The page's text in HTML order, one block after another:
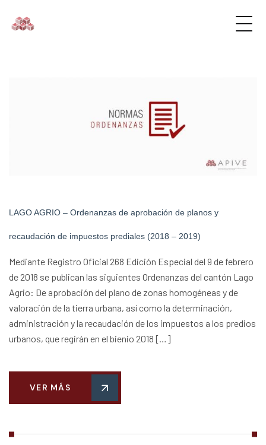
LAGO AGRIO – Ordenanzas de aprobación de planos y
recaudación de impuestos prediales (2018 – 2019)
Mediante Registro Oficial 268 Edición Especial del 9 de febrero
de 2018 se publican las siguientes Ordenanzas del cantón Lago
Agrio: De aprobación del plano de zonas homogéneas y de
valoración de la tierra urbana, así como la determinación,
administración y la recaudación de los impuestos a los predios
urbanos, que regirán en el bienio 2018 […]
VER MÁS